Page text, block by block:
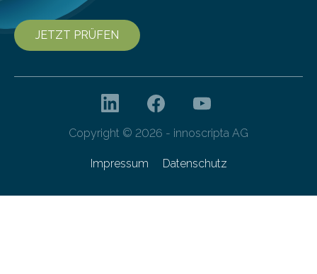
JETZT PRÜFEN
Copyright © 2026 - innoscripta AG
Impressum Datenschutz